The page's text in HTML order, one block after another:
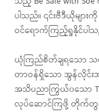
ပါသည်။ ၎င်းဗီဒီယိုများ
ဝင်ရောက်ကြည့်ရှုနိုင်ပါ
ယုံကြည်စိတ်ချရသော သတ
တာဝန်ရှိသော အွန်လိုင်းအသုံ
အသိပညာကြွယ်၀သော
လုပ်ဆောင်ကြဖို့ တိုက်တွ